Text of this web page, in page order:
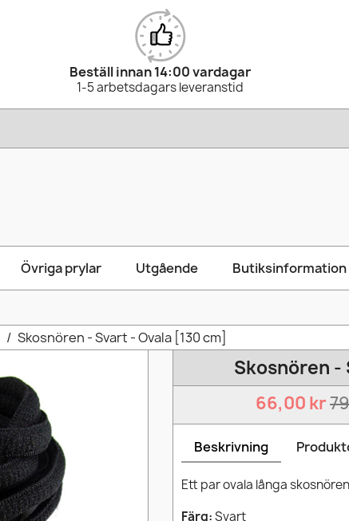
Beställ innan 14:00 vardagar
1-5 arbetsdagars leveranstid
Övriga prylar Utgående Butiksinformation
Skosnören - Svart - Ovala [130 cm]
Skosnören -
66,00 kr
Beskrivning
Ett par ovala långa
Färg:Svart